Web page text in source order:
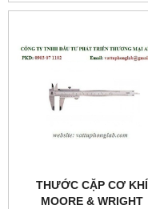
THƯỚC CẶP CƠ KHÍ
MOORE & WRIGHT